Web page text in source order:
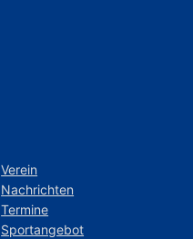
Verein
Nachrichten
Termine
Sportangebot